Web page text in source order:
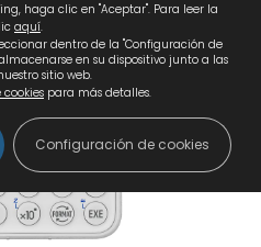
haga clic en "Aceptar". Para leer la
aquí.
dentro de la "Configuración de
en su dispositivo junto a las
sitio web.
para más detalles.
Configuración de cookies